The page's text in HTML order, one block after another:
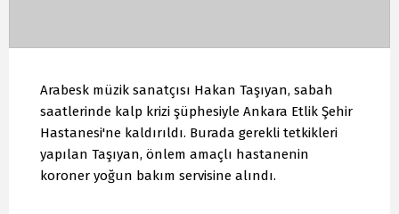
Arabesk müzik sanatçısı Hakan Taşıyan, sabah
saatlerinde kalp krizi şüphesiyle Ankara Etlik Şehir
Hastanesi'ne kaldırıldı. Burada gerekli tetkikleri
yapılan Taşıyan, önlem amaçlı hastanenin
koroner yoğun bakım servisine alındı.